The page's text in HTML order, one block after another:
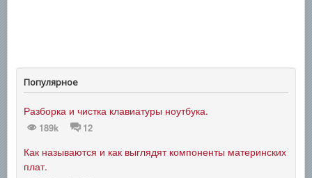
Популярное
Разборка и чистка клавиатуры ноутбука.
189k 12
Как называются и как выглядят компоненты материнских
плат.